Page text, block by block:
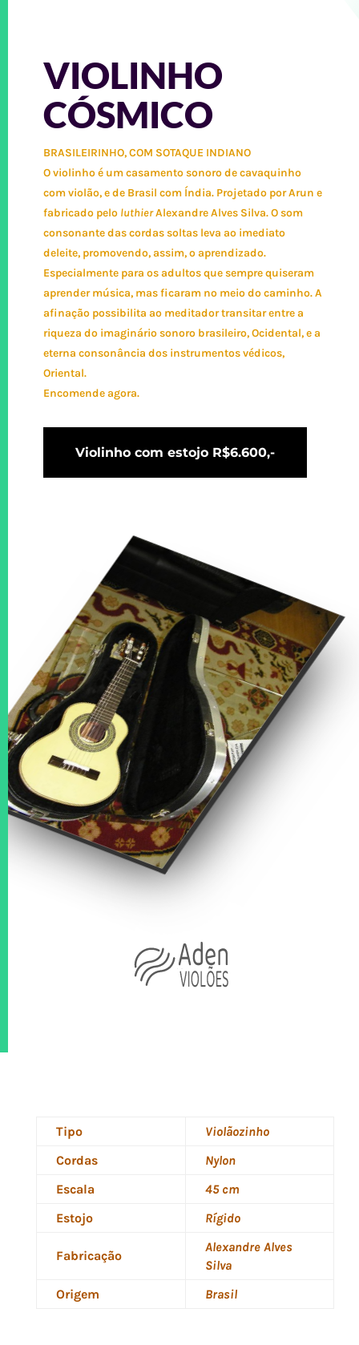
VIOLINHO
CÓSMICO
BRASILEIRINHO, COM SOTAQUE INDIANO
O violinho é um casamento sonoro de cavaquinho
com violão, e de Brasil com Índia. Projetado por Arun e
fabricado pelo luthierAlexandre Alves Silva. O som
consonante das cordas soltas leva ao imediato
deleite, promovendo, assim, o aprendizado.
Especialmente para os adultos que sempre quiseram
aprender música, mas ficaram no meio do caminho. A
afinação possibilita ao meditador transitar entre a
riqueza do imaginário sonoro brasileiro, Ocidental, e a
eterna consonância dos instrumentos védicos,
Oriental.
Encomende agora.
Violinho com estojo R$6.600,-
Tipo
Violãozinho
Cordas
Nylon
Escala
45 cm
Estojo
Rígido
Fabricação
Alexandre Alves
Silva
Origem
Brasil